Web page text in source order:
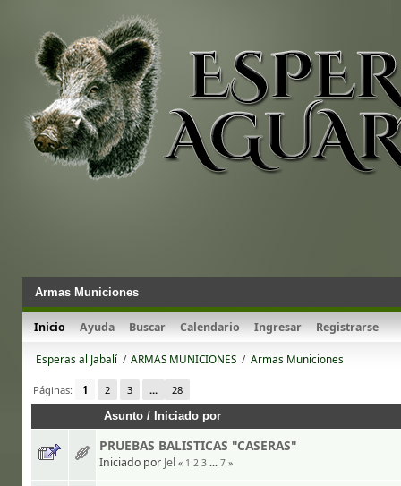
Armas Municiones
Inicio Ayuda Buscar Calendario Ingresar Registrarse
Esperas al Jabalí/ ARMAS MUNICIONES / Armas Municiones
Páginas: 1 2 3 ...
28
Asunto/ Iniciado por
PRUEBAS BALISTICAS "CASERAS"
Iniciado por Jel « 1 2 3 ... 7»